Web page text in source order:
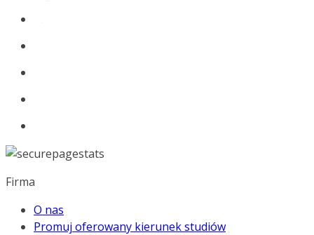
Firma
O nas
Promuj oferowany kierunek studiów